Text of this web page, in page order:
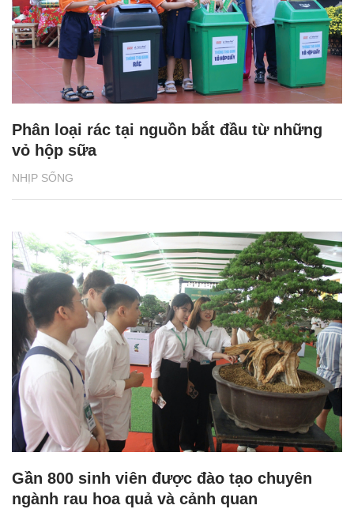
NHỊP SỐNG
Phân loại rác tại nguồn bắt đầu từ những
vỏ hộp sữa
Gần 800 sinh viên được đào tạo chuyên
ngành rau hoa quả và cảnh quan